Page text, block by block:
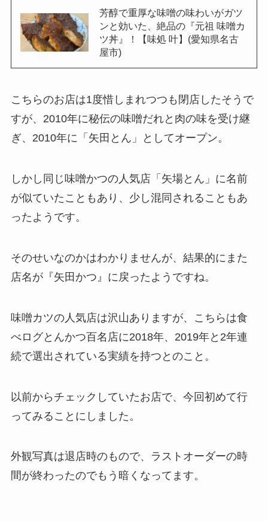
芳醇で重厚な味噌の味わいがガツ
ンと効いた、絶品の『元祖 味噌カ
ツ丼』！【味処 叶】(愛知県名古
屋市)
こちらのお店は1度惜しまれつつも閉店したそうで
すが、2010年に秘伝の味噌だれと肉の味を受け継
ぎ、2010年に「矢田とん」としてオープン。
しかし同じ味噌かつの人気店「矢場とん」に名前
が似ていたこともあり、少し混同されることもあ
ったようです。
そのせいなのかはわかりませんが、結果的にまた
店名が『矢田かつ』に戻ったようですね。
味噌カツの人気店は沢山ありますが、こちらは食
べログとんかつ百名店に2018年、2019年と2年連
続で選出されている実績を持つとのこと。
以前からチェックしていたお店で、今回初めて行
ってみることにしました。
外観写真は退店時のもので、ラストオーダーの時
間が終わったのでもう暗くなってます。